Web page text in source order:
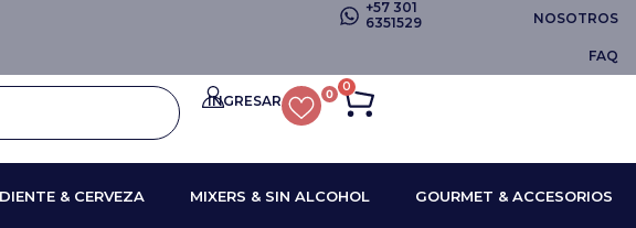
+57 301
6351529
NOSOTROS
FAQ
INGRESAR 0 0
& CERVEZA MIXERS & SIN ALCOHOL GOURMET & ACCESORIOS